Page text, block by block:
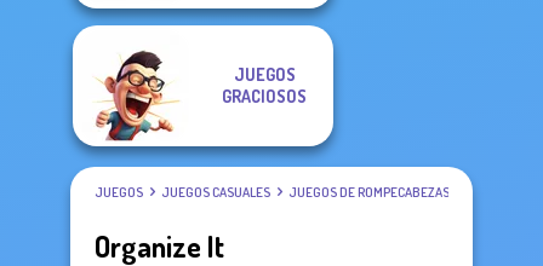
JUEGOS
GRACIOSOS
JUEGOS JUEGOS CASUALES JUEGOS DE ROMPECABEZAS
Organize It